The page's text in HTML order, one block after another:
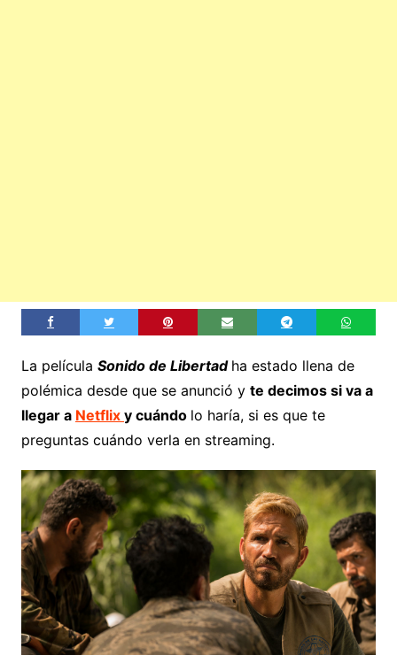
La película Sonido de Libertad ha estado llena de
polémica desde que se anunció y te decimos si va a
llegar a Netflix y cuándo lo haría, si es que te
preguntas cuándo verla en streaming.